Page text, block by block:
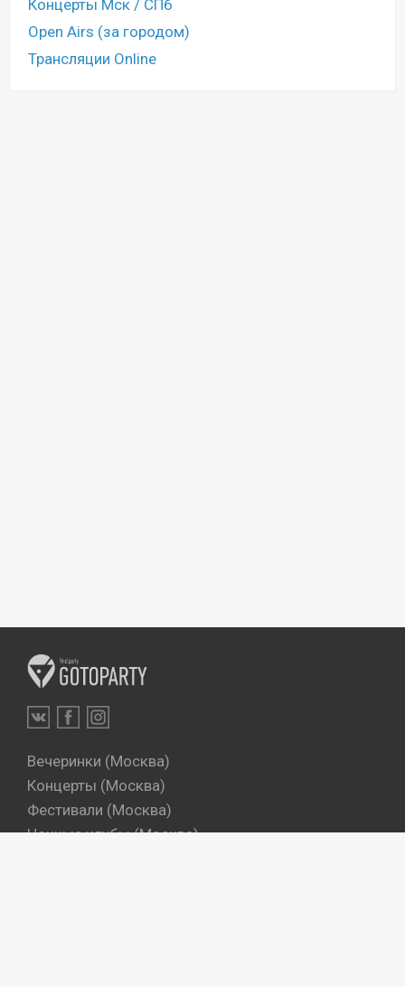
Концерты Мск / СПб
Open Airs (за городом)
Трансляции Online
Вечеринки (Москва)
Концерты (Москва)
Фестивали (Москва)
Ночные клубы (Москва)